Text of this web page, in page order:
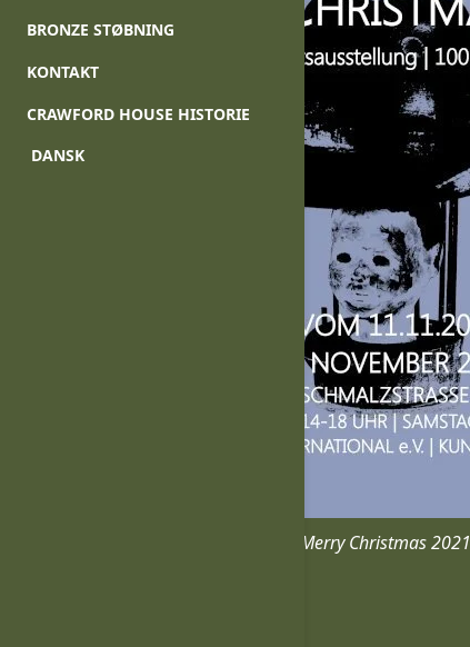
BRONZE STØBNING
KONTAKT
CRAWFORD HOUSE HISTORIE
DANSK
Merry Christmas 2021